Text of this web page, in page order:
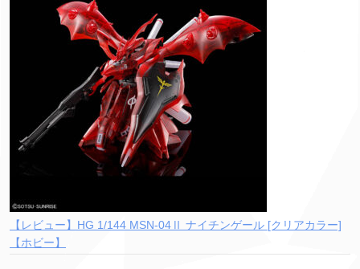
【レビュー】HG 1/144 MSN-04Ⅱ ナイチンゲール [クリアカラー]
【ホビー】